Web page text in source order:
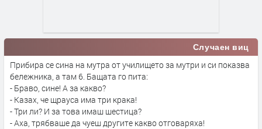
Случаен виц
Прибира се сина на мутра от училището за мутри и си показва
бележника, а там 6. Бащата го пита:
- Браво, сине! А за какво?
- Казах, че щрауса има три крака!
- Три ли? И за това имаш шестица?
- Аха, трябваше да чуеш другите какво отговаряха!